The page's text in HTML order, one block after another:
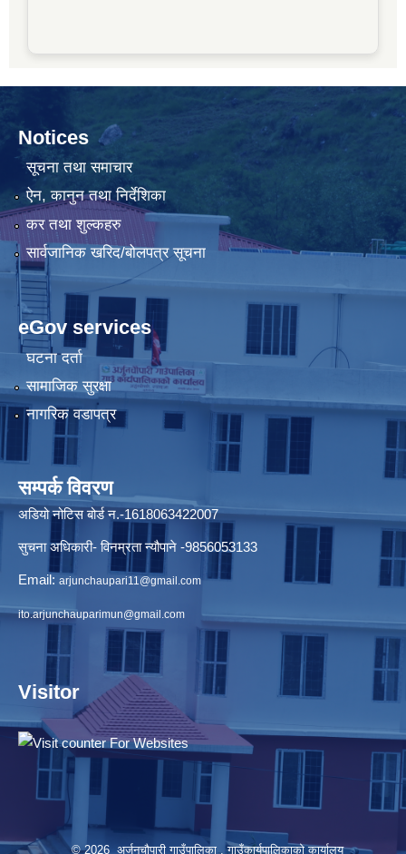
Notices
सूचना तथा समाचार
ऐन, कानुन तथा निर्देशिका
कर तथा शुल्कहरु
सार्वजानिक खरिद/बोलपत्र सूचना
eGov services
घटना दर्ता
सामाजिक सुरक्षा
नागरिक वडापत्र
सम्पर्क विवरण
अडियो नोटिस बोर्ड न.-1618063422007
सुचना अधिकारी- विनम्रता न्यौपाने -9856053133
Email: arjunchaupari11@gmail.com
ito.arjunchauparimun@gmail.com
Visitor
© 2026 अर्जुनचौपारी गाउँपालिका , गाउँकार्यपालिकाको कार्यालय